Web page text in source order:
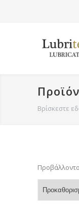
Βρίσκεστε